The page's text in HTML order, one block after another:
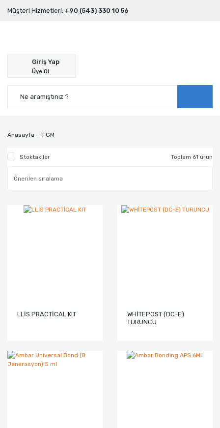
Müşteri Hizmetleri: +90 (543) 330 10 56
Giriş Yap
Üye Ol
Anasayfa FGM
Stoktakiler Toplam 61 ürün
LLİS PRACTİCAL KIT
WHİTEPOST (DC-E)
TURUNCU